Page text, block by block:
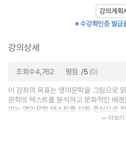
강의계획
※ 수강확인증 발급
강의상세
조회수4,762 평점 /5 (0)
이 강좌의 목표는 영미문학을 그림으로
문학의 텍스트를 분석하고 문화적인 배
의는 영미문학 텍스트를 삽화 중심으로
론을 쉽게 접근하여 이해할 수 있... 더보기